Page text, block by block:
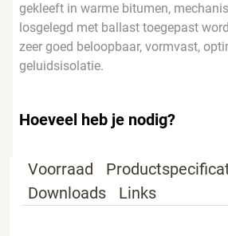
gekleeft in warme bitumen,
losgelegd met ballast toegepast
zeer goed beloopbaar, vormvast,
geluidsisolatie.
Hoeveel heb je nodig?
Voorraad
Downloads
Links